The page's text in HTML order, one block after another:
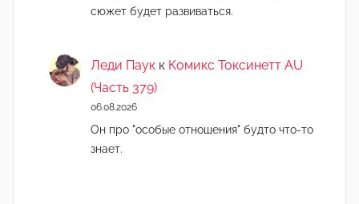
сюжет будет развиваться.
Леди Паук к Комикс Токсинетт AU
(Часть 379)
06.08.2026
Он про "особые отношения" будто что-то
знает.